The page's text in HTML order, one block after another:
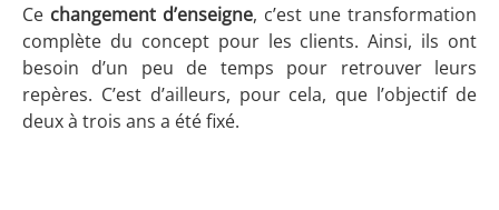
Ce changement d’enseigne, c’est une transformation
complète du concept pour les clients. Ainsi, ils ont
besoin d’un peu de temps pour retrouver leurs
repères. C’est d’ailleurs, pour cela, que l’objectif de
deux à trois ans a été fixé.